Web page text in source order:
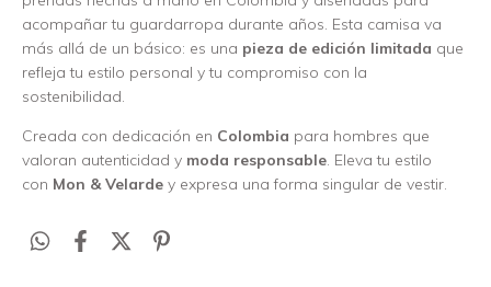
acompañar tu guardarropa durante años. Esta camisa va
más allá de un básico: es una pieza de edición limitada que
refleja tu estilo personal y tu compromiso con la
sostenibilidad.
Creada con dedicación en Colombia para hombres que
valoran autenticidad y moda responsable. Eleva tu estilo
con Mon & Velarde y expresa una forma singular de vestir.